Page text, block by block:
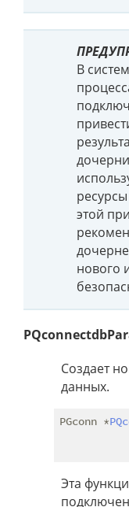
В
этой
нового
Создает
данных.
PGconn *
Эта